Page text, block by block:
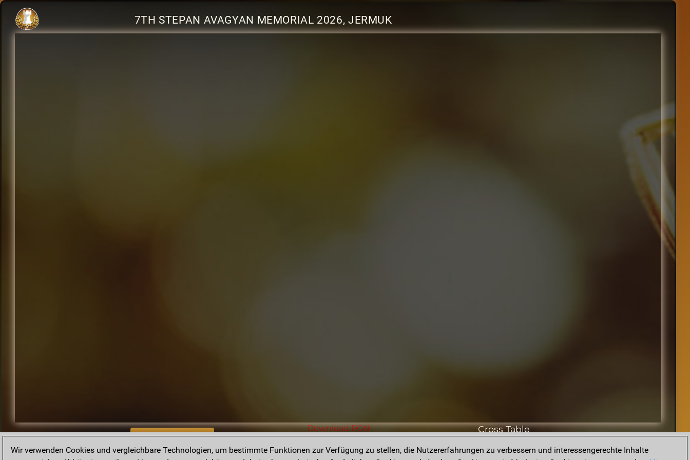
7TH STEPAN AVAGYAN MEMORIAL 2026, JERMUK
BACK TO ARCHIVE
Download PGN Cross Table
Wir verwenden Cookies und vergleichbare Technologien, um bestimmte Funktionen zur Verfügung zu stellen, die Nutzererfahrungen zu verbessern und interessengerechte Inhalte